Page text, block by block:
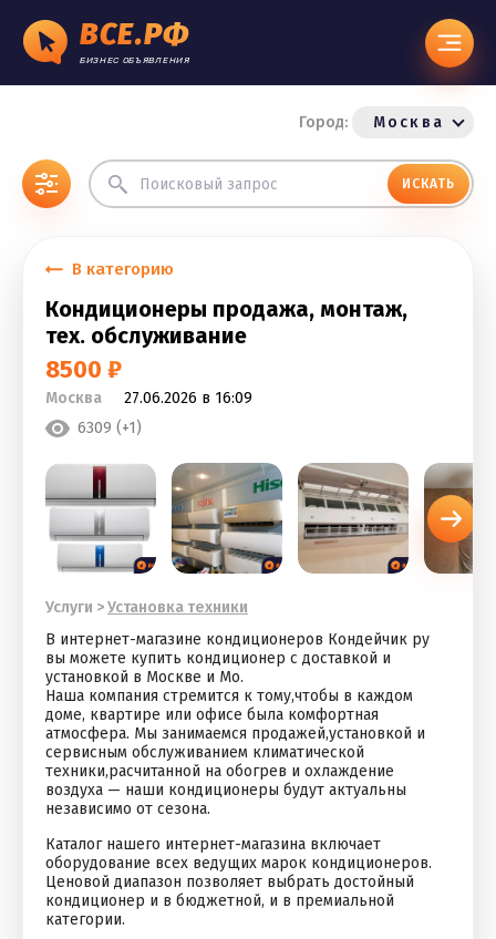
ВСЕ.РФ
БИЗНЕС ОБЪЯВЛЕНИЯ
Город: Москва
ИСКАТЬ
В категорию
Кондиционеры продажа, монтаж,
тех. обслуживание
8500 ₽
Москва
27.06.2026 в 16:09
6309 (+1)
Услуги >Установка техники
В интернет-магазине кондиционеров Кондейчик ру
вы можете купить кондиционер с доставкой и
установкой в Москве и Мо.
Наша компания стремится к тому,чтобы в каждом
доме, квартире или офисе была комфортная
атмосфера. Мы занимаемся продажей,установкой и
сервисным обслуживанием климатической
техники,расчитанной на обогрев и охлаждение
воздуха — наши кондиционеры будут актуальны
независимо от сезона.
Каталог нашего интернет-магазина включает
оборудование всех ведущих марок кондиционеров.
Ценовой диапазон позволяет выбрать достойный
кондиционер и в бюджетной, и в премиальной
категории.